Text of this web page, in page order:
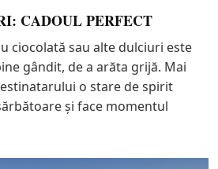
CADOUL PERFECT
ciocolată sau alte dulciuri este
gândit, de a arăta grijă. Mai
o stare de spirit
și face momentul